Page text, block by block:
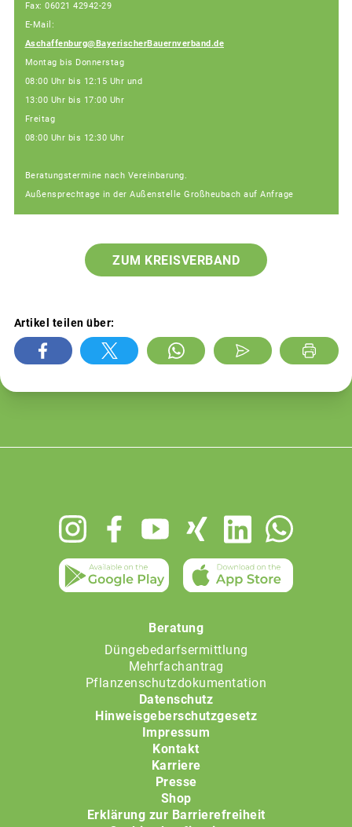
Fax: 06021 42942-29
E-Mail:
Aschaffenburg@BayerischerBauernverband.de
Montag bis Donnerstag
08:00 Uhr bis 12:15 Uhr und
13:00 Uhr bis 17:00 Uhr
Freitag
08:00 Uhr bis 12:30 Uhr
Beratungstermine nach Vereinbarung.
Außensprechtage in der Außenstelle Großheubach auf Anfrage
ZUM KREISVERBAND
Artikel teilen über:
Beratung
Düngebedarfsermittlung
Mehrfachantrag
Pflanzenschutzdokumentation
Datenschutz
Hinweisgeberschutzgesetz
Impressum
Kontakt
Karriere
Presse
Shop
Erklärung zur Barrierefreiheit